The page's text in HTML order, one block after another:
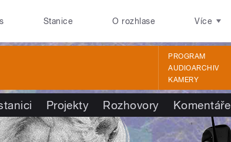
Stanice O rozhlase Více
PROGRAM
AUDIOARCHIV
KAMERY
Projekty Rozhovory Komentáře